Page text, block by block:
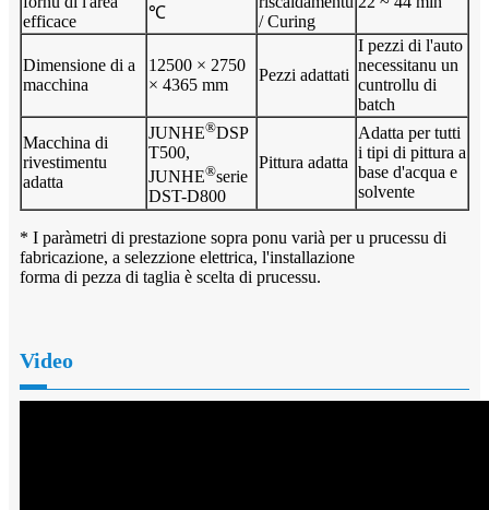
efficace
℃
/ Curing
Dimensione di a
macchina
12500 × 2750
× 4365 mm
Pezzi adattati
I pezzi di l'auto
necessitanu un
cuntrollu di
batch
Macchina di
rivestimentu
adatta
JUNHE®DSP
T500,
JUNHE®serie
DST-D800
Pittura adatta
Adatta per tutti
i tipi di pittura a
base d'acqua e
solvente
* I paràmetri di prestazione sopra ponu varià per u prucessu di
fabricazione, a selezzione elettrica, l'installazione
forma di pezza di taglia è scelta di prucessu.
Video